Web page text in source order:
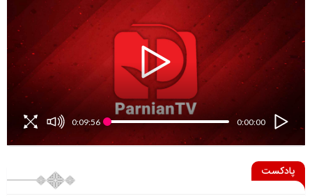
0:00:00
0:09:56
پادکست